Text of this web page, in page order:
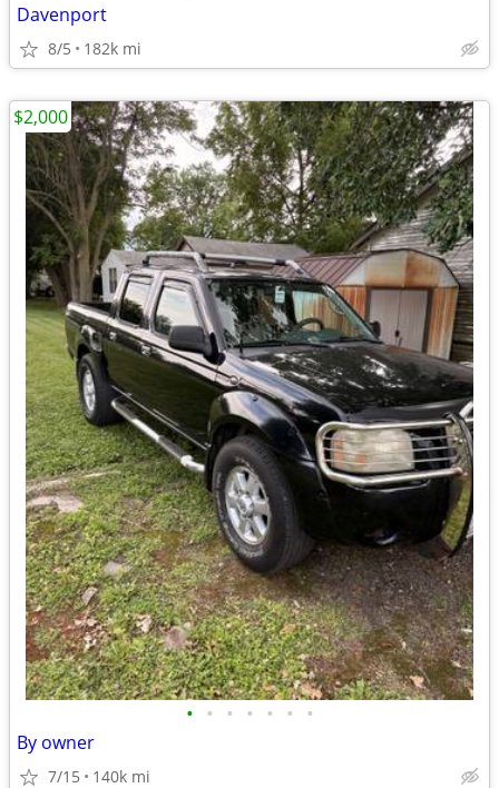
Davenport
8/5 182k mi
• • • • • • •
By owner
7/15 140k mi
$2,000